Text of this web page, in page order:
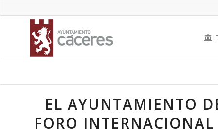
EL AYUNTAMIENTO
FORO